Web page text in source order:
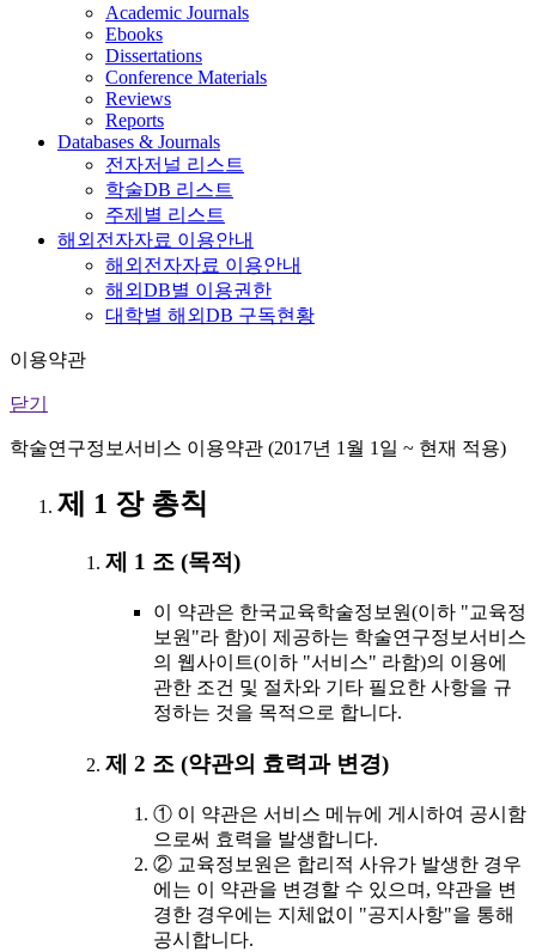
Academic Journals
Ebooks
Dissertations
Conference Materials
Reviews
Reports
Databases & Journals
전자저널 리스트
학술DB 리스트
주제별 리스트
해외전자자료 이용안내
해외전자자료 이용안내
해외DB별 이용권한
대학별 해외DB 구독현황
이용약관
닫기
학술연구정보서비스 이용약관 (2017년 1월 1일 ~ 현재 적용)
제 1 장 총칙
제 1 조 (목적)
이 약관은 한국교육학술정보원(이하 "교육정
보원"라 함)이 제공하는 학술연구정보서비스
의 웹사이트(이하 "서비스" 라함)의 이용에
관한 조건 및 절차와 기타 필요한 사항을 규
정하는 것을 목적으로 합니다.
제 2 조 (약관의 효력과 변경)
① 이 약관은 서비스 메뉴에 게시하여 공시함
으로써 효력을 발생합니다.
② 교육정보원은 합리적 사유가 발생한 경우
에는 이 약관을 변경할 수 있으며, 약관을 변
경한 경우에는 지체없이 "공지사항"을 통해
공시합니다.